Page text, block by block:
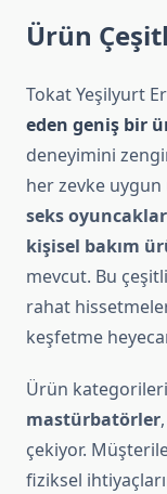
Ürün
Tokat Yeşilyurt
eden geniş bir
deneyimini
her zevke
seks
kişisel bakım
mevcut. Bu
rahat
keşfetme
Ürün
mastürbatörler
çekiyor.
fiziksel